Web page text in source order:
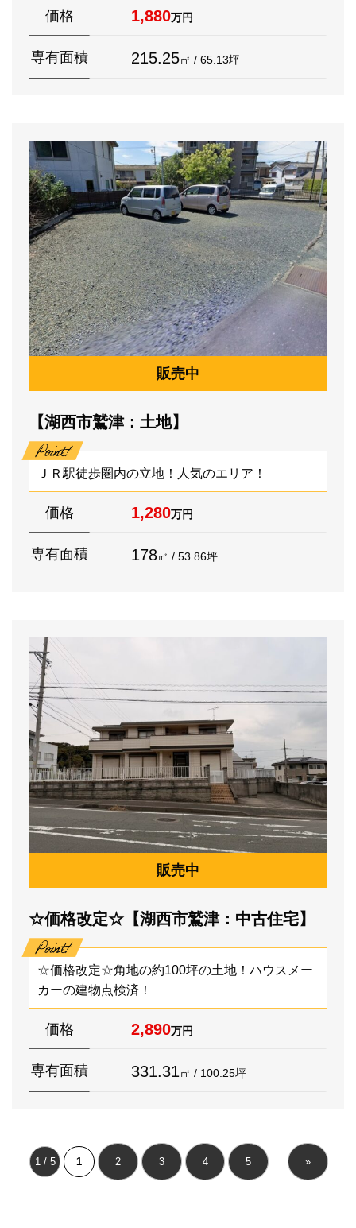
価格 1,880万円
専有面積 215.25㎡ / 65.13坪
販売中
【湖西市鷲津：土地】
ＪＲ駅徒歩圏内の立地！人気のエリア！
価格 1,280万円
専有面積 178㎡ / 53.86坪
販売中
☆価格改定☆【湖西市鷲津：中古住宅】
☆価格改定☆角地の約100坪の土地！ハウスメー
カーの建物点検済！
価格 2,890万円
専有面積 331.31㎡ / 100.25坪
1 / 5 1 2 3 4 5 »